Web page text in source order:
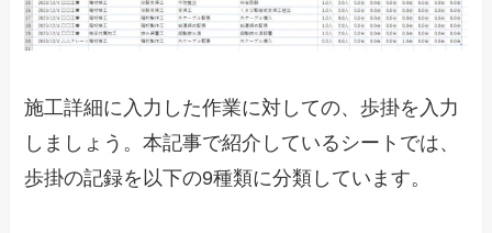
施工詳細に入力した作業に対しての、歩掛を入力
しましょう。本記事で紹介しているシートでは、
歩掛の記録を以下の9種類に分類しています。